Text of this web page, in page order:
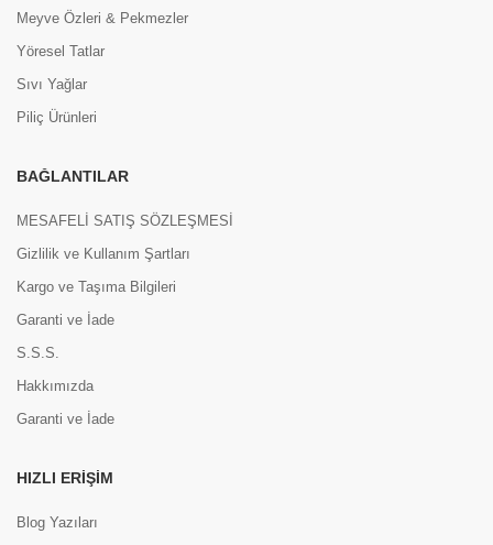
Meyve Özleri & Pekmezler
Yöresel Tatlar
Sıvı Yağlar
Piliç Ürünleri
BAĞLANTILAR
MESAFELİ SATIŞ SÖZLEŞMESİ
Gizlilik ve Kullanım Şartları
Kargo ve Taşıma Bilgileri
Garanti ve İade
S.S.S.
Hakkımızda
Garanti ve İade
HIZLI ERIŞIM
Blog Yazıları